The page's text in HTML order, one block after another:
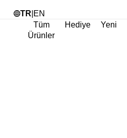
TR EN
Tüm
Ürünler
Hediye Yeni